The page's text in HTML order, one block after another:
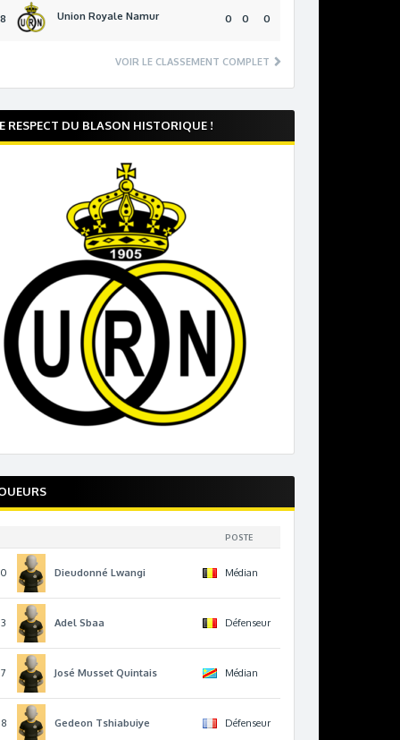
Union Royale Namur 0 0 0
VOIR LE CLASSEMENT COMPLET
RESPECT DU BLASON HISTORIQUE !
POSTE
Dieudonné Lwangi Médian
Adel Sbaa Défenseur
José Musset Quintais Médian
Gedeon Tshiabuiye Défenseur